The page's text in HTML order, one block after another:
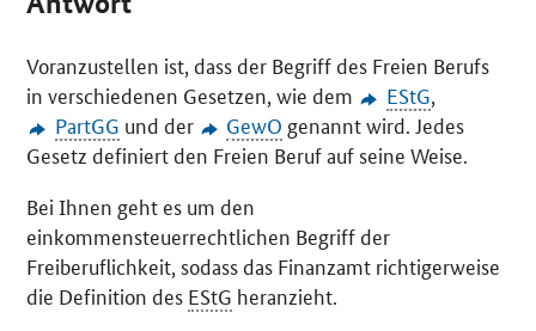
Voranzustellen ist, dass der Begriff des Freien Berufs
in verschiedenen Gesetzen, wie dem
EStG,
PartGG und der GewO genannt wird. Jedes
Gesetz definiert den Freien Beruf auf seine Weise.
Bei Ihnen geht es um den
einkommensteuerrechtlichen Begriff der
Freiberuflichkeit, sodass das Finanzamt richtigerweise
die Definition des EStG heranzieht.